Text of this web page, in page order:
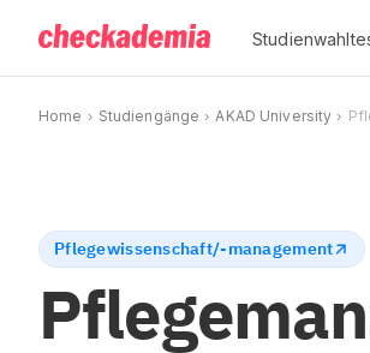
Home Studiengänge AKAD University
Pflegewissenschaft/-management